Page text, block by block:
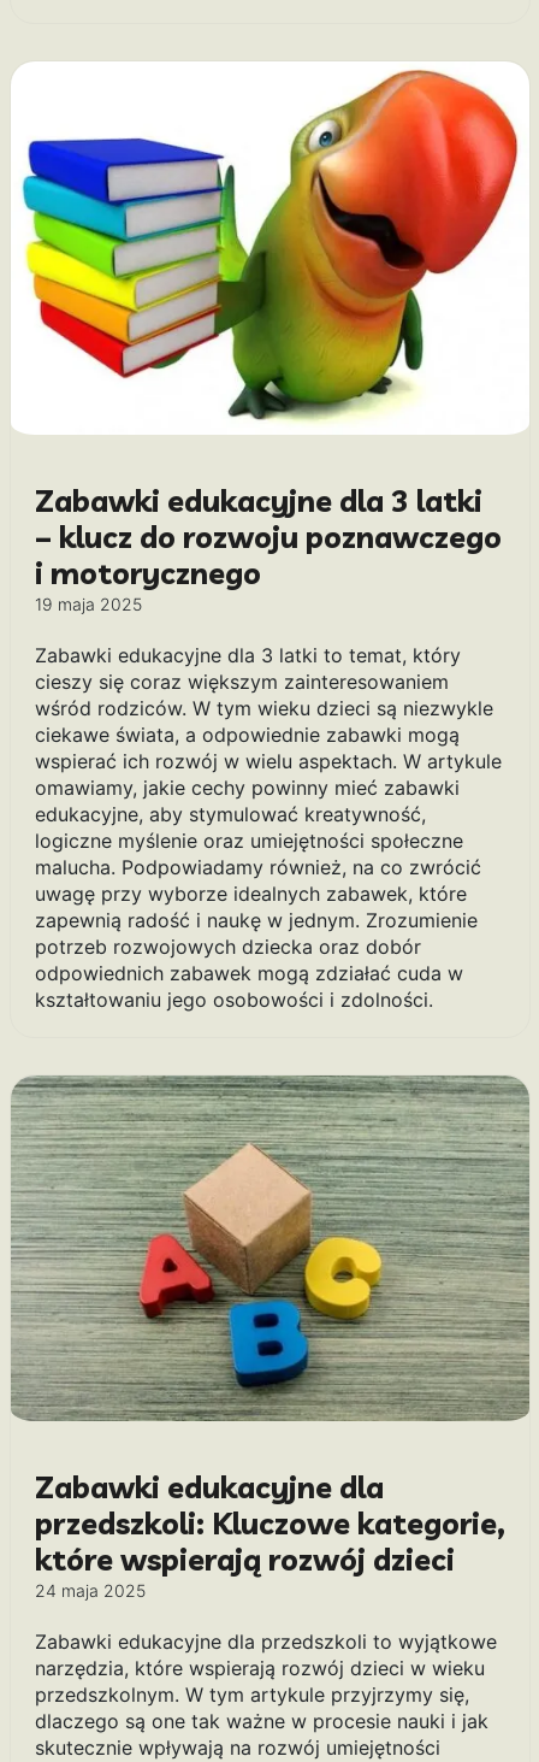
Zabawki edukacyjne dla 3 latki
– klucz do rozwoju poznawczego
i motorycznego
19 maja 2025
Zabawki edukacyjne dla 3 latki to temat, który
cieszy się coraz większym zainteresowaniem
wśród rodziców. W tym wieku dzieci są niezwykle
ciekawe świata, a odpowiednie zabawki mogą
wspierać ich rozwój w wielu aspektach. W artykule
omawiamy, jakie cechy powinny mieć zabawki
edukacyjne, aby stymulować kreatywność,
logiczne myślenie oraz umiejętności społeczne
malucha. Podpowiadamy również, na co zwrócić
uwagę przy wyborze idealnych zabawek, które
zapewnią radość i naukę w jednym. Zrozumienie
potrzeb rozwojowych dziecka oraz dobór
odpowiednich zabawek mogą zdziałać cuda w
kształtowaniu jego osobowości i zdolności.
Zabawki edukacyjne dla
przedszkoli: Kluczowe kategorie,
które wspierają rozwój dzieci
24 maja 2025
Zabawki edukacyjne dla przedszkoli to wyjątkowe
narzędzia, które wspierają rozwój dzieci w wieku
przedszkolnym. W tym artykule przyjrzymy się,
dlaczego są one tak ważne w procesie nauki i jak
skutecznie wpływają na rozwój umiejętności